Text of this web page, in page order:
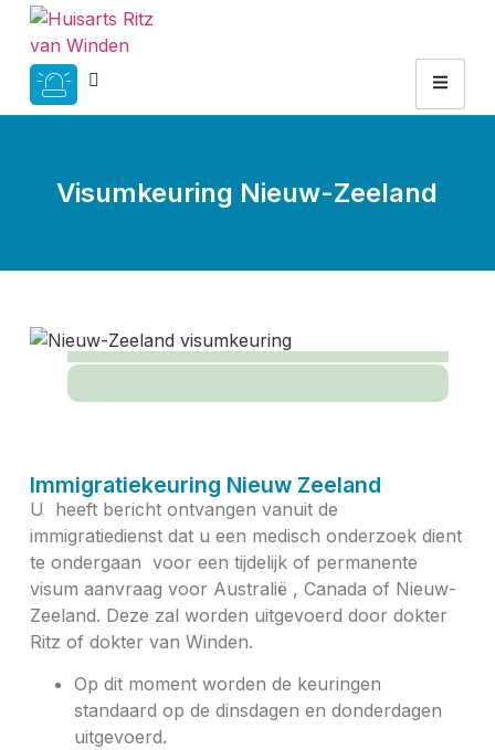
Visumkeuring Nieuw-Zeeland
Immigratiekeuring Nieuw Zeeland
U heeft bericht ontvangen vanuit de
immigratiedienst dat u een medisch onderzoek dient
te ondergaan voor een tijdelijk of permanente
visum aanvraag voor Australië , Canada of Nieuw-
Zeeland. Deze zal worden uitgevoerd door dokter
Ritz of dokter van Winden.
Op dit moment worden de keuringen
standaard op de dinsdagen en donderdagen
uitgevoerd.